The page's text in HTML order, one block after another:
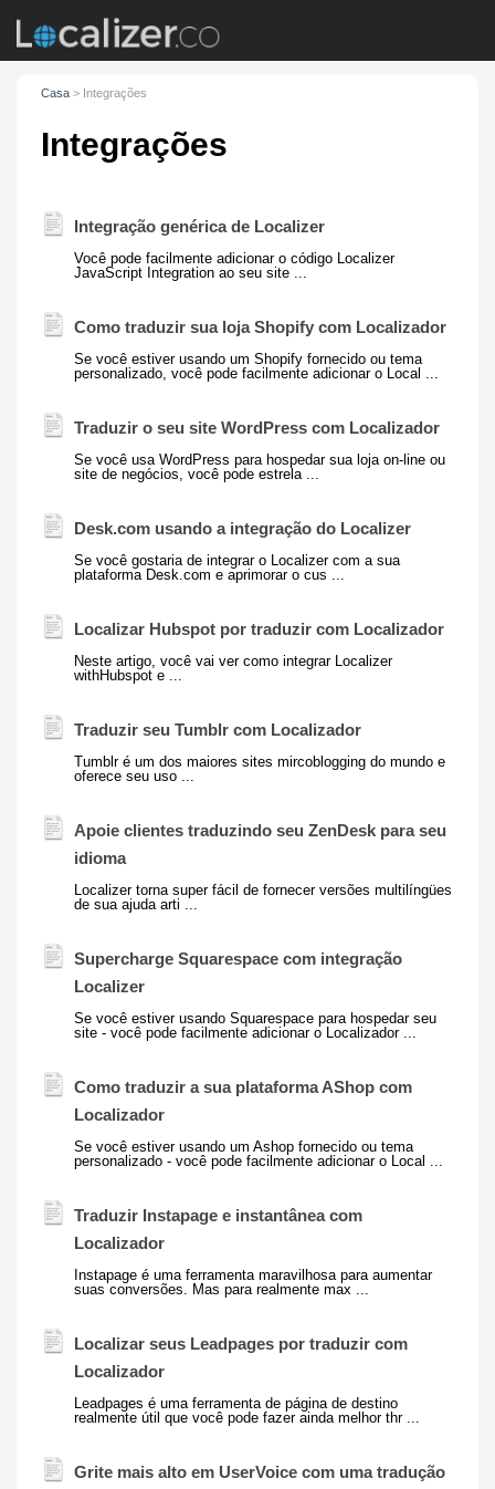
Casa > Integrações
Integrações
Integração genérica de Localizer
Você pode facilmente adicionar o código Localizer
JavaScript Integration ao seu site ...
Como traduzir sua loja Shopify com Localizador
Se você estiver usando um Shopify fornecido ou tema
personalizado, você pode facilmente adicionar o Local ...
Traduzir o seu site WordPress com Localizador
Se você usa WordPress para hospedar sua loja on-line ou
site de negócios, você pode estrela ...
Desk.com usando a integração do Localizer
Se você gostaria de integrar o Localizer com a sua
plataforma Desk.com e aprimorar o cus ...
Localizar Hubspot por traduzir com Localizador
Neste artigo, você vai ver como integrar Localizer
withHubspot e ...
Traduzir seu Tumblr com Localizador
Tumblr é um dos maiores sites mircoblogging do mundo e
oferece seu uso ...
Apoie clientes traduzindo seu ZenDesk para seu
idioma
Localizer torna super fácil de fornecer versões multilíngües
de sua ajuda arti ...
Supercharge Squarespace com integração
Localizer
Se você estiver usando Squarespace para hospedar seu
site - você pode facilmente adicionar o Localizador...
Como traduzir a sua plataforma AShop com
Localizador
Se você estiver usando um Ashop fornecido ou tema
personalizado - você pode facilmente adicionar o Local ...
Traduzir Instapage e instantânea com
Localizador
Instapage é uma ferramenta maravilhosa para aumentar
suas conversões. Mas para realmente max ...
Localizar seus Leadpages por traduzir com
Localizador
Leadpages é uma ferramenta de página de destino
realmente útil que você pode fazer ainda melhor thr ...
Grite mais alto em UserVoice com uma tradução